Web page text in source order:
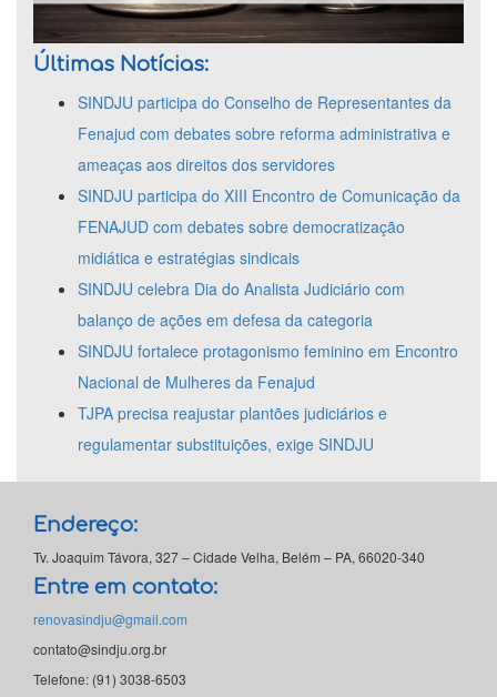
Últimas Notícias:
SINDJU participa do Conselho de Representantes da
Fenajud com debates sobre reforma administrativa e
ameaças aos direitos dos servidores
SINDJU participa do XIII Encontro de Comunicação da
FENAJUD com debates sobre democratização
midiática e estratégias sindicais
SINDJU celebra Dia do Analista Judiciário com
balanço de ações em defesa da categoria
SINDJU fortalece protagonismo feminino em Encontro
Nacional de Mulheres da Fenajud
TJPA precisa reajustar plantões judiciários e
regulamentar substituições, exige SINDJU
Endereço:
Tv. Joaquim Távora, 327 – Cidade Velha, Belém – PA, 66020-340
Entre em contato:
renovasindju@gmail.com
contato@sindju.org.br
Telefone: (91) 3038-6503